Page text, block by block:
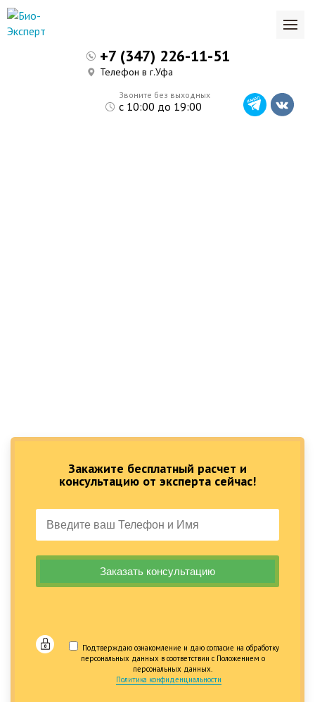
Закажите бесплатный расчет и
консультацию от эксперта сейчас!
Подтверждаю ознакомление и даю согласие на обработку
персональных данных в соответствии с Положением о
персональных данных.
Политика конфиденциальности
Звоните без выходных
с 10:00 до 19:00
+7 (347) 226-11-51
Телефон в г.Уфа